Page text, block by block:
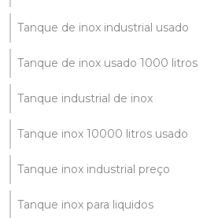
Tanque de inox industrial usado
Tanque de inox usado 1000 litros
Tanque industrial de inox
Tanque inox 10000 litros usado
Tanque inox industrial preço
Tanque inox para liquidos